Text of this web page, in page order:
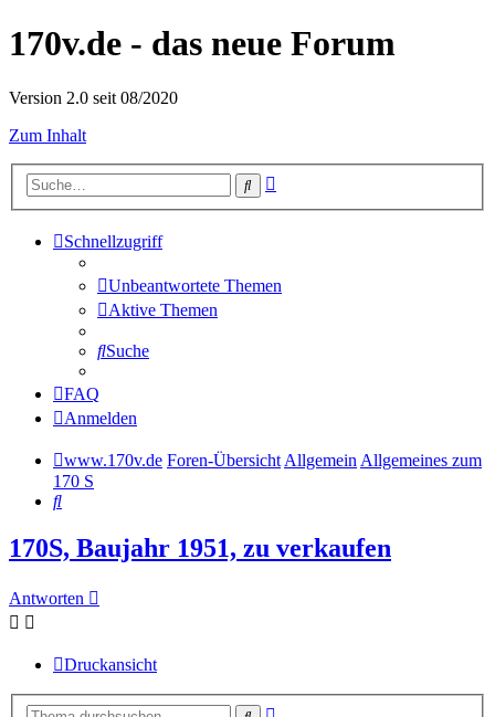
170v.de - das neue Forum
Version 2.0 seit 08/2020
Zum Inhalt
Suche
Schnellzugriff
Unbeantwortete Themen
Aktive Themen
Suche
FAQ
Anmelden
www.170v.de Foren-ÜbersichtAllgemeinAllgemeines zum
170 S
Suche
170S, Baujahr 1951, zu verkaufen
Antworten
Druckansicht